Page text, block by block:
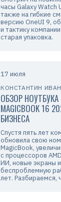
часы Galaxy Watch
также на гибкие
версию OneUI 9,
и тактику
старая упаковка.
17 июля
КОНСТАНТИН
ОБЗОР НОУТБУКА
MAGICBOOK 16
БИЗНЕСА
Спустя пять лет
обновила свою
MagicBook,
с процессоров
ИИ, новые экраны
беспроблемную
лет. Разбираемся,